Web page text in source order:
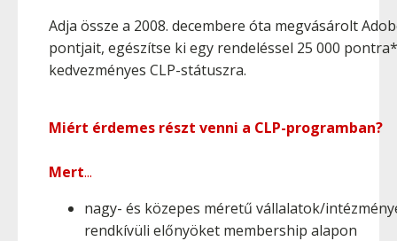
Adja össze a 2008. decembere óta megvásárolt
pontjait, egészítse ki egy rendeléssel 25 000
kedvezményes CLP-státuszra.
Miért érdemes részt venni a CLP-programban?
Mert...
nagy- és közepes méretű vállalatok/
rendkívüli előnyöket membership alapon